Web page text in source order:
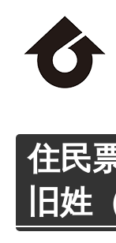
住民
旧姓